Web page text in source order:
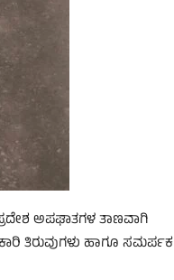
ಅಪಘಾತಗಳ ತಾಣವಾಗಿ
ತಿರುವುಗಳು ಹಾಗೂ ಸಮರ್ಪಕ